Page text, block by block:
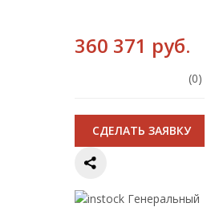
360 371 руб.
(0)
CДЕЛАТЬ ЗАЯВКУ
Генеральный